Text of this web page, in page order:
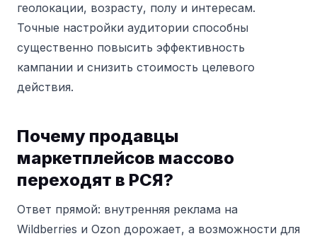
геолокации, возрасту, полу и интересам.
Точные настройки аудитории способны
существенно повысить эффективность
кампании и снизить стоимость целевого
действия.
Почему продавцы
маркетплейсов массово
переходят в РСЯ?
Ответ прямой: внутренняя реклама на
Wildberries и Ozon дорожает, а возможности для